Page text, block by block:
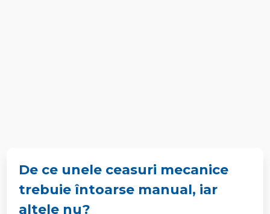
De ce unele ceasuri mecanice
trebuie întoarse manual, iar
altele nu?